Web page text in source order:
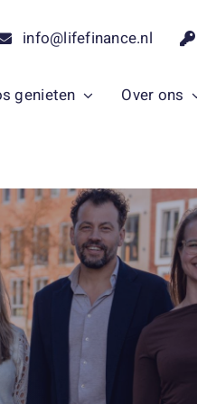
info@lifefinance.nl
genieten Over ons